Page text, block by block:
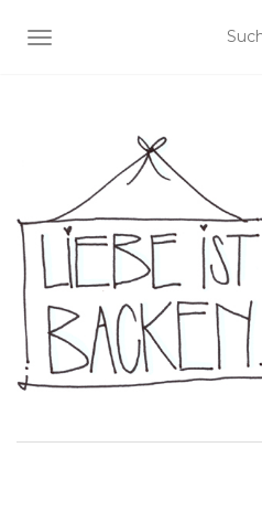
NAVIGATION UMSCHALTEN